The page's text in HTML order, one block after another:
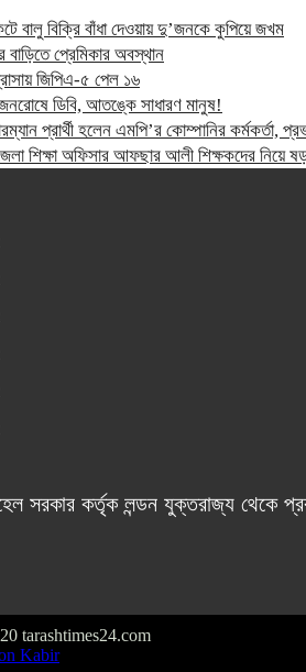
বালু বিক্রি বাঁধা দেওয়ায় দু’জনকে কুপিয়ে জখম
বাড়িতে প্রেমিকার অবস্থান
জিপিএ-৫ পেল ১৬
জনরোষে ডিবি, আতঙ্কে সাধারণ মানুষ!
প্রার্থী হলেন এমপি’র কোম্পানির কর্মকর্তা,
শিক্ষা অফিসার আফছার আলী শিক্ষকদের নিয়ে
সরকার কর্তৃক লন্ডন যুক্তরাজ্য থেকে
tarashtimes24.com
Kabir